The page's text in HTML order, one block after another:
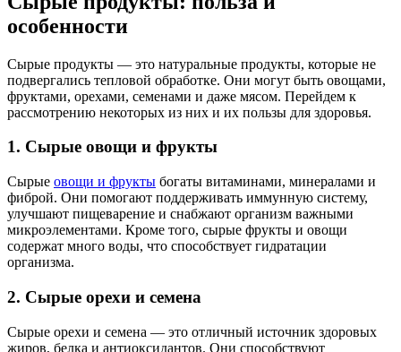
особенности
Сырые продукты — это натуральные продукты, которые не
подвергались тепловой обработке. Они могут быть овощами,
фруктами, орехами, семенами и даже мясом. Перейдем к
рассмотрению некоторых из них и их пользы для здоровья.
1. Сырые овощи и фрукты
Сырые овощи и фрукты богаты витаминами, минералами и
фиброй. Они помогают поддерживать иммунную систему,
улучшают пищеварение и снабжают организм важными
микроэлементами. Кроме того, сырые фрукты и овощи
содержат много воды, что способствует гидратации
организма.
2. Сырые орехи и семена
Сырые орехи и семена — это отличный источник здоровых
жиров, белка и антиоксидантов. Они способствуют